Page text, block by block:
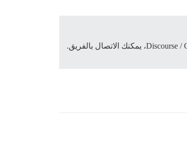
هل أنت مستضاف ذاتيًا؟ إذا كان الأمر كذلك، فما هو التثبيت الذي قمت به؟ هل هو Docker قياسي؟ إذا كنت مستضافًا بواسطة Discourse / CDCK، يمكنك الاتصال بالفريق.